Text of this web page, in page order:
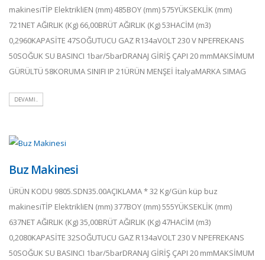
makinesiTİP ElektrikliEN (mm) 485BOY (mm) 575YÜKSEKLİK (mm)
721NET AĞIRLIK (Kg) 66,00BRÜT AĞIRLIK (Kg) 53HACİM (m3)
0,2960KAPASİTE 47SOĞUTUCU GAZ R134aVOLT 230 V NPEFREKANS
50SOĞUK SU BASINCI 1bar/5barDRANAJ GİRİŞ ÇAPI 20 mmMAKSİMUM
GÜRÜLTÜ 58KORUMA SINIFI IP 21ÜRÜN MENŞEİ İtalyaMARKA SIMAG
DEVAMI..
Buz Makinesi
ÜRÜN KODU 9805.SDN35.00AÇIKLAMA * 32 Kg/Gün küp buz
makinesiTİP ElektrikliEN (mm) 377BOY (mm) 555YÜKSEKLİK (mm)
637NET AĞIRLIK (Kg) 35,00BRÜT AĞIRLIK (Kg) 47HACİM (m3)
0,2080KAPASİTE 32SOĞUTUCU GAZ R134aVOLT 230 V NPEFREKANS
50SOĞUK SU BASINCI 1bar/5barDRANAJ GİRİŞ ÇAPI 20 mmMAKSİMUM